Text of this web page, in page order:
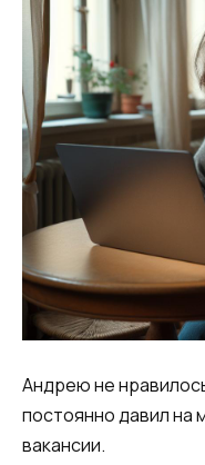
​Андрею не
постоянно давил на
вакансии.​